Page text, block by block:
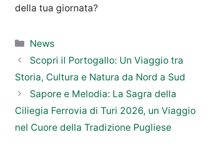
della tua giornata?
Categorie
News
Scopri il Portogallo: Un Viaggio tra
Storia, Cultura e Natura da Nord a Sud
Sapore e Melodia: La Sagra della
Ciliegia Ferrovia di Turi 2026, un Viaggio
nel Cuore della Tradizione Pugliese